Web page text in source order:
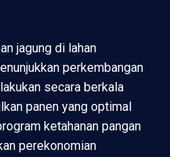
jagung di lahan
perkembangan
secara berkala
panen yang optimal
ketahanan pangan
perekonomian